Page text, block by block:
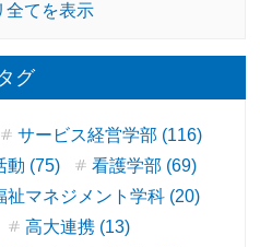
全てを表示
グ
サービス経営学部 (116)
動 (75)
看護学部 (69)
祉マネジメント学科 (20)
高大連携 (13)